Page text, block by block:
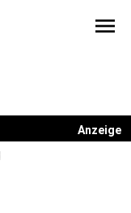
menu
Anzeige